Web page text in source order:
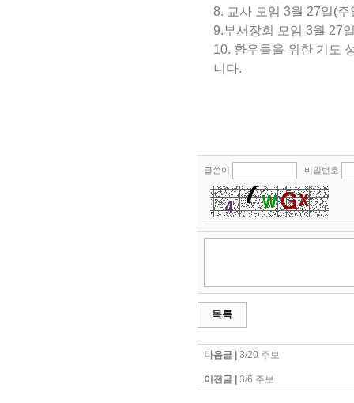
8. 교사 모임 3월 27일(
9.부서장회 모임 3월 27
10. 환우들을 위한 기도
니다.
글쓴이 비밀번호
목록
다음글 | 3/20 주보
이전글 | 3/6 주보